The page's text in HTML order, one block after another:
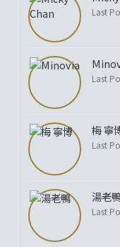
Last
Last
梅 寧
Last
湯老
Last